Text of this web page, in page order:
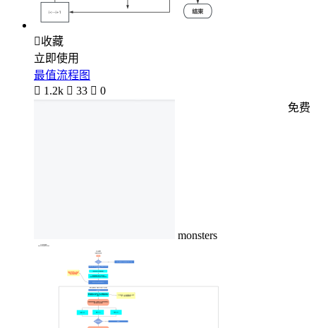
收藏
立即使用
最值流程图
 1.2k  33  0
monsters
免费